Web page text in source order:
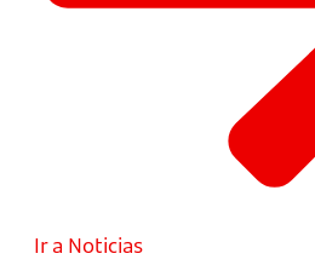
Ir a Noticias